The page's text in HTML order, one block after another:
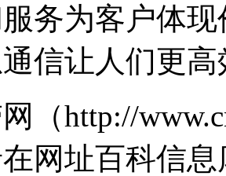
务为客户体
信让人们更
（http://
网址百科信